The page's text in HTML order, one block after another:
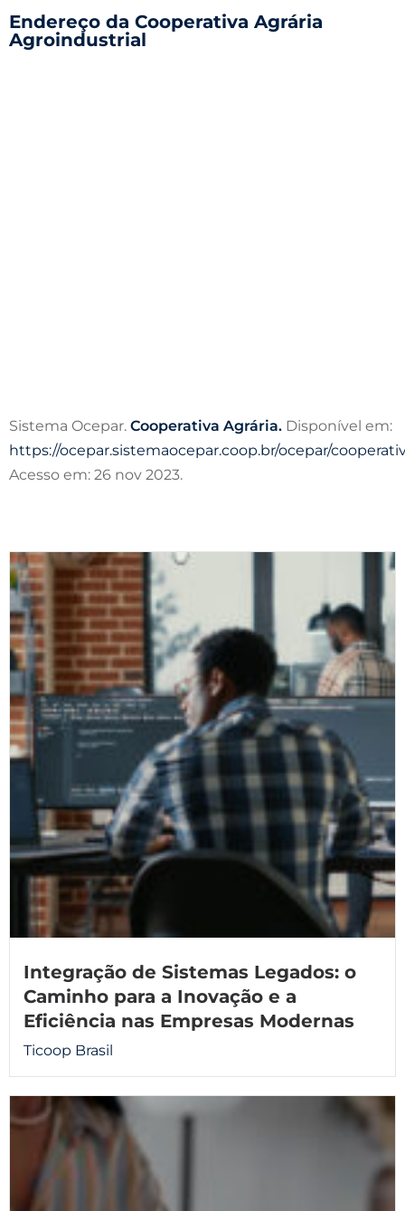
Endereço da Cooperativa Agrária
Agroindustrial
Sistema Ocepar. Cooperativa Agrária. Disponível em:
https://ocepar.sistemaocepar.coop.br/ocepar/
Acesso em: 26 nov 2023.
Integração de Sistemas Legados: o
Caminho para a Inovação e a
Eficiência nas Empresas Modernas
Ticoop Brasil